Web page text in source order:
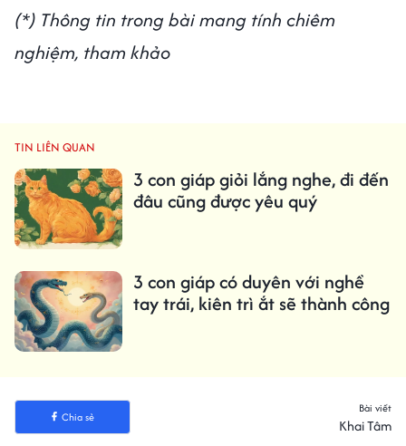
(*) Thông tin trong bài mang tính chiêm
nghiệm, tham khảo
TIN LIÊN QUAN
3 con giáp giỏi lắng nghe, đi đến
đâu cũng được yêu quý
3 con giáp có duyên với nghề
tay trái, kiên trì ắt sẽ thành công
Chia sẻ
Bài viết
Khai Tâm